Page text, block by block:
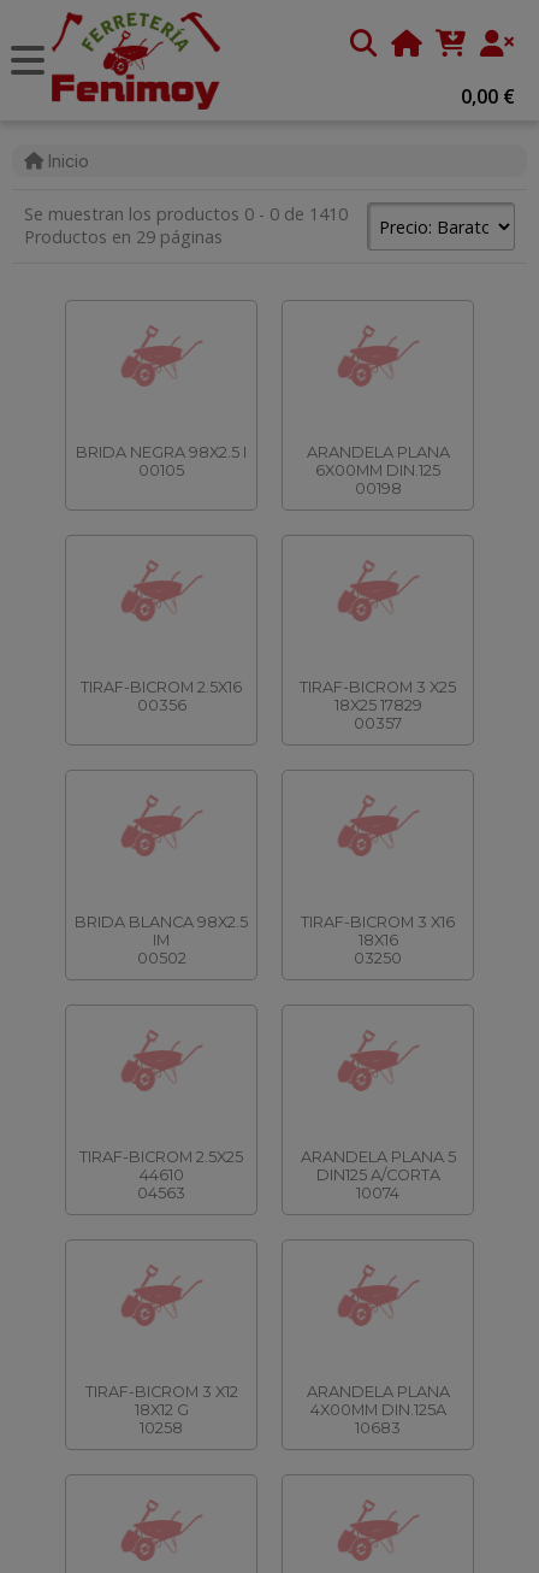
0,00 €
Inicio
Se muestran los productos 0 - 0 de 1410
Productos en 29 páginas
BRIDA NEGRA 98X2.5 I
00105
ARANDELA PLANA
6X00MM DIN.125
00198
TIRAF-BICROM 2.5X16
00356
TIRAF-BICROM 3 X25
18X25 17829
00357
BRIDA BLANCA 98X2.5
IM
00502
TIRAF-BICROM 3 X16
18X16
03250
TIRAF-BICROM 2.5X25
44610
04563
ARANDELA PLANA 5
DIN125 A/CORTA
10074
TIRAF-BICROM 3 X12
18X12 G
10258
ARANDELA PLANA
4X00MM DIN.125A
10683